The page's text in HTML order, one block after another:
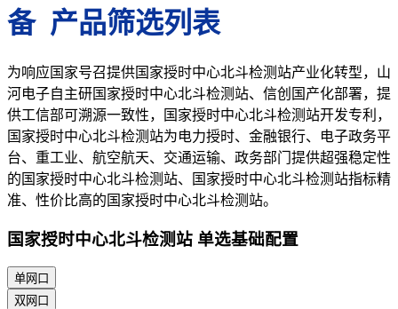
备 产品筛选列表
为响应国家号召提供国家授时中心北斗检测站产业化转型，山
河电子自主研国家授时中心北斗检测站、信创国产化部署，提
供工信部可溯源一致性，国家授时中心北斗检测站开发专利，
国家授时中心北斗检测站为电力授时、金融银行、电子政务平
台、重工业、航空航天、交通运输、政务部门提供超强稳定性
的国家授时中心北斗检测站、国家授时中心北斗检测站指标精
准、性价比高的国家授时中心北斗检测站。
国家授时中心北斗检测站 单选基础配置
单网口
双网口